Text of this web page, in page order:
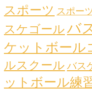
スポーツ スポー
スケゴールバ
ケットボール
ルスクール バス
ットボール練